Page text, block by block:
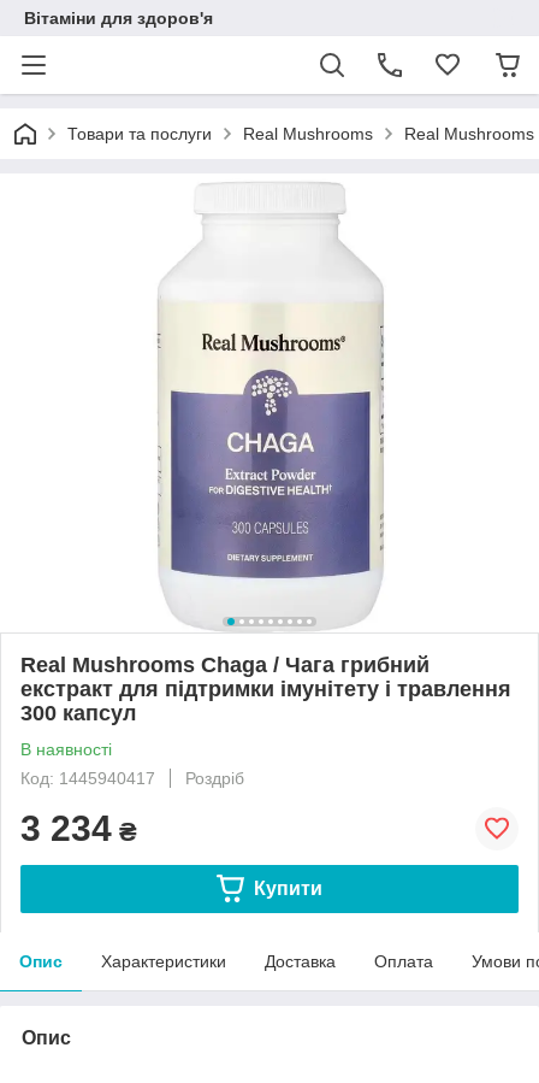
Вітаміни для здоров'я
Товари та послуги Real Mushrooms Real Mushrooms
Real Mushrooms Chaga / Чага грибний
екстракт для підтримки імунітету і травлення
300 капсул
В наявності
Код: 1445940417
Роздріб
3 234 ₴
Купити
Опис Характеристики Доставка Оплата Умови
Опис